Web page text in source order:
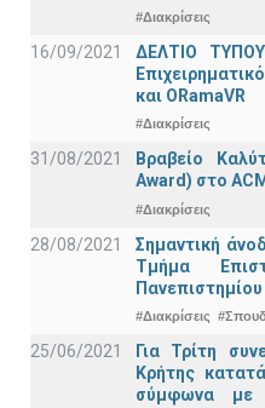
#Διακρίσεις
16/09/2021
ΔΕΛΤΙΟ
και ORamaVR
#Διακρίσεις
31/08/2021
Βραβείο
Award) στο
#Διακρίσεις
28/08/2021
Σημαντική
Τμήμα
#Διακρίσεις
25/06/2021
Για Τρίτη
Κρήτης
σύμφωνα με